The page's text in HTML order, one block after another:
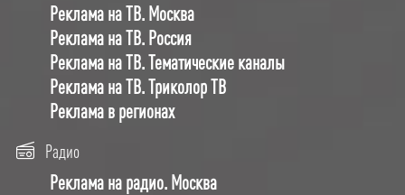
Реклама на ТВ. Москва
Реклама на ТВ. Россия
Реклама на ТВ. Тематические каналы
Реклама на ТВ. Триколор ТВ
Реклама в регионах
Радио
Реклама на радио. Москва